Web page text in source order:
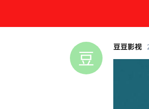
豆 豆豆影视